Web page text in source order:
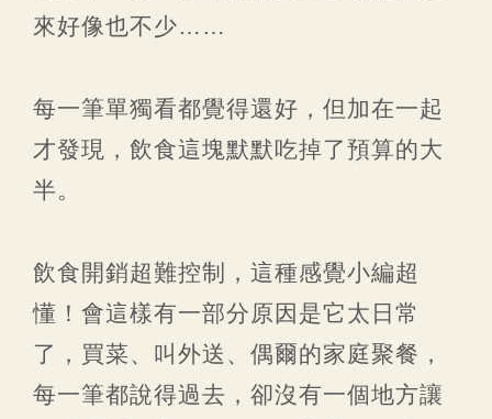
來好像也不少……
每一筆單獨看都覺得還好，但加在一起
才發現，飲食這塊默默吃掉了預算的大
半。
飲食開銷超難控制，這種感覺小編超
懂！會這樣有一部分原因是它太日常
了，買菜、叫外送、偶爾的家庭聚餐，
每一筆都說得過去，卻沒有一個地方讓